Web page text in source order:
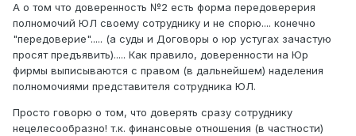
А о том что доверенность №2 есть форма передоверерия
полномочий ЮЛ своему сотруднику и не спорю.... конечно
"передоверие"..... (а суды и Договоры о юр устугах зачастую
просят предъявить)..... Как правило, доверенности на Юр
фирмы выписываются с правом (в дальнейшем) наделения
полномочиями представителя сотрудника ЮЛ.
Просто говорю о том, что доверять сразу сотруднику
нецелесообразно! т.к. финансовые отношения (в частности)